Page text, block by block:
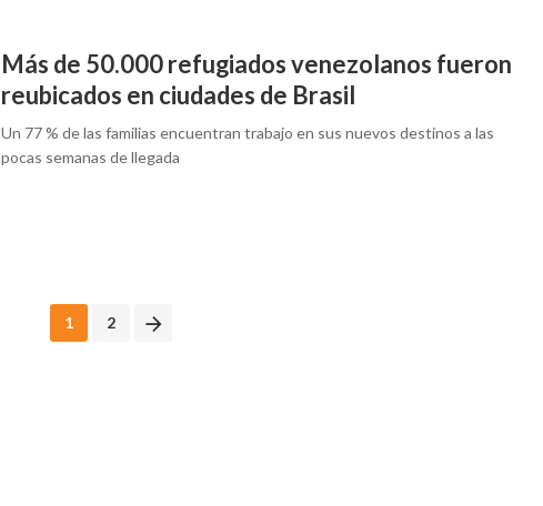
Más de 50.000 refugiados venezolanos fueron
reubicados en ciudades de Brasil
Un 77 % de las familias encuentran trabajo en sus nuevos destinos a las
pocas semanas de llegada
1 2